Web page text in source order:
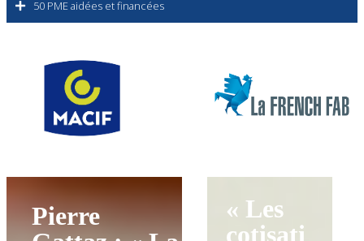
50 PME aidées et financées
Pierre
« Les
cotisati